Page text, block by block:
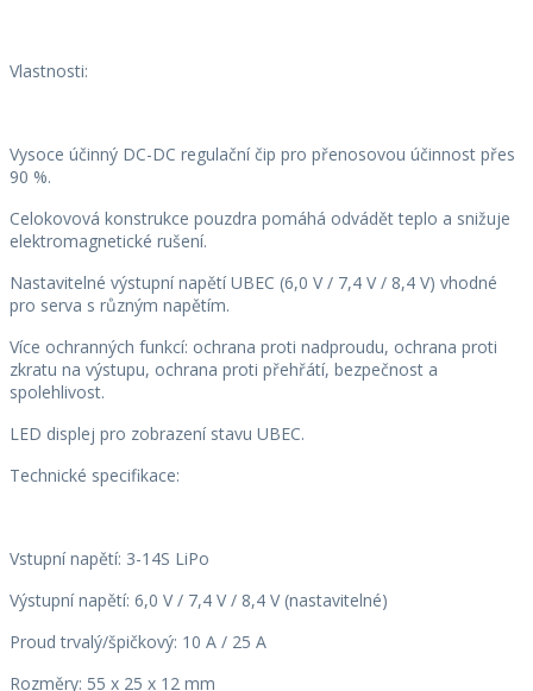
Vlastnosti:
Vysoce účinný DC-DC regulační čip pro přenosovou účinnost přes
90 %.
Celokovová konstrukce pouzdra pomáhá odvádět teplo a snižuje
elektromagnetické rušení.
Nastavitelné výstupní napětí UBEC (6,0 V / 7,4 V / 8,4 V) vhodné
pro serva s různým napětím.
Více ochranných funkcí: ochrana proti nadproudu, ochrana proti
zkratu na výstupu, ochrana proti přehřátí, bezpečnost a
spolehlivost.
LED displej pro zobrazení stavu UBEC.
Technické specifikace:
Vstupní napětí: 3-14S LiPo
Výstupní napětí: 6,0 V / 7,4 V / 8,4 V (nastavitelné)
Proud trvalý/špičkový: 10 A / 25 A
Rozměry: 55 x 25 x 12 mm